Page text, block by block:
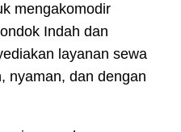
mengakomodir
Indah dan
layanan sewa
nyaman, dan dengan